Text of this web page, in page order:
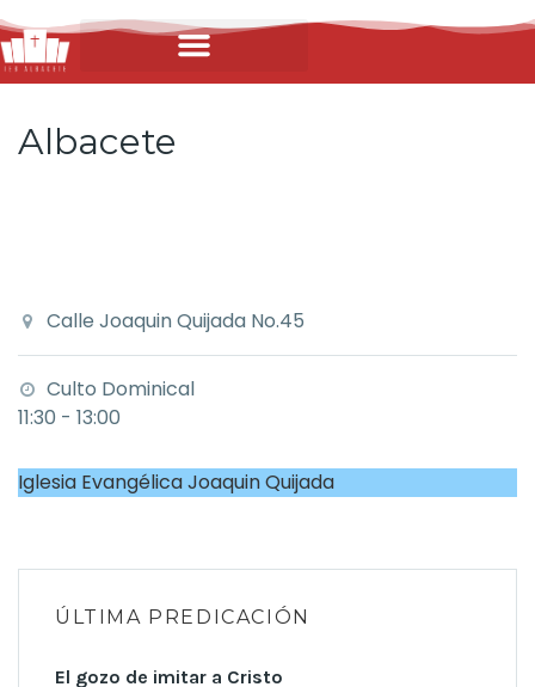
Albacete
Calle Joaquin Quijada No.45
Culto Dominical
11:30 - 13:00
Iglesia Evangélica Joaquin Quijada
ÚLTIMA PREDICACIÓN
El gozo de imitar a Cristo